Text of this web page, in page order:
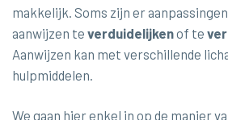
makkelijk. Soms zijn er
aanwijzen te verduidelijkenof te
Aanwijzen kan met verschillende
hulpmiddelen.
We gaan hier enkel in op de manier